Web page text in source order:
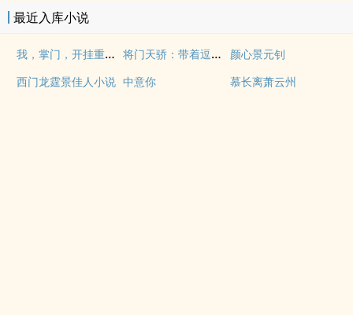
最近入库小说
我，掌门，开挂重振亿点宗门 将门天骄：带着逗比老祖宗们重生
颜心景元钊
西门龙霆景佳人小说 中意你 慕长离萧云州